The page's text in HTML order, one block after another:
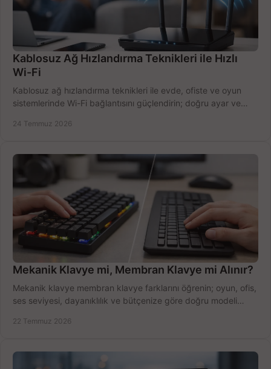
Kablosuz Ağ Hızlandırma Teknikleri ile Hızlı
Wi-Fi
Kablosuz ağ hızlandırma teknikleri ile evde, ofiste ve oyun
sistemlerinde Wi-Fi bağlantısını güçlendirin; doğru ayar ve
24 Temmuz 2026
Mekanik Klavye mi, Membran Klavye mi Alınır?
Mekanik klavye membran klavye farklarını öğrenin; oyun, ofis,
ses seviyesi, dayanıklılık ve bütçenize göre doğru modeli
22 Temmuz 2026